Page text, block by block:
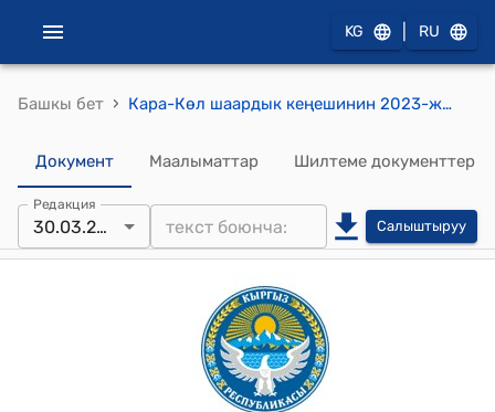
KG RU
Башкы бет › Кара-Көл шаардык кеңешинин 2023-жылдын 30-мартындагы № 117/26-8 “Кара-Көл шаардык Жаштар кеңешинин 2022-жылда аткарган иштери жөнүндө” токтому
Документ Маалыматтар Шилтеме документтер
Редакция
30.03.2023 Салыштыруу